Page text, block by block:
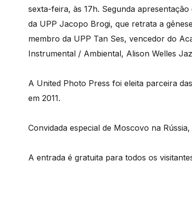
sexta-feira, às 17h. Segunda
da UPP Jacopo Brogi, que retrata a
membro da UPP Tan Ses, vencedor do
Instrumental / Ambiental, Alison Welles
A United Photo Press foi eleita parceira
em 2011.
Convidada especial de Moscovo na
A entrada é gratuita para todos os